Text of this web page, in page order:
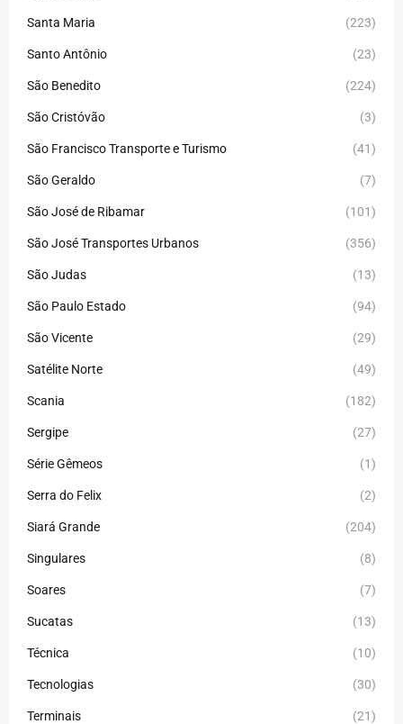
Santa Maria (223)
Santo Antônio (23)
São Benedito (224)
São Cristóvão (3)
São Francisco Transporte e Turismo (41)
São Geraldo (7)
São José de Ribamar (101)
São José Transportes Urbanos (356)
São Judas (13)
São Paulo Estado (94)
São Vicente (29)
Satélite Norte (49)
Scania (182)
Sergipe (27)
Série Gêmeos (1)
Serra do Felix (2)
Siará Grande (204)
Singulares (8)
Soares (7)
Sucatas (13)
Técnica (10)
Tecnologias (30)
Terminais (21)